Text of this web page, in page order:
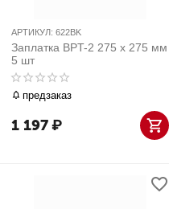
АРТИКУЛ: 622BK
Заплатка BPT-2 275 х 275 мм
5 шт
предзаказ
1 197₽